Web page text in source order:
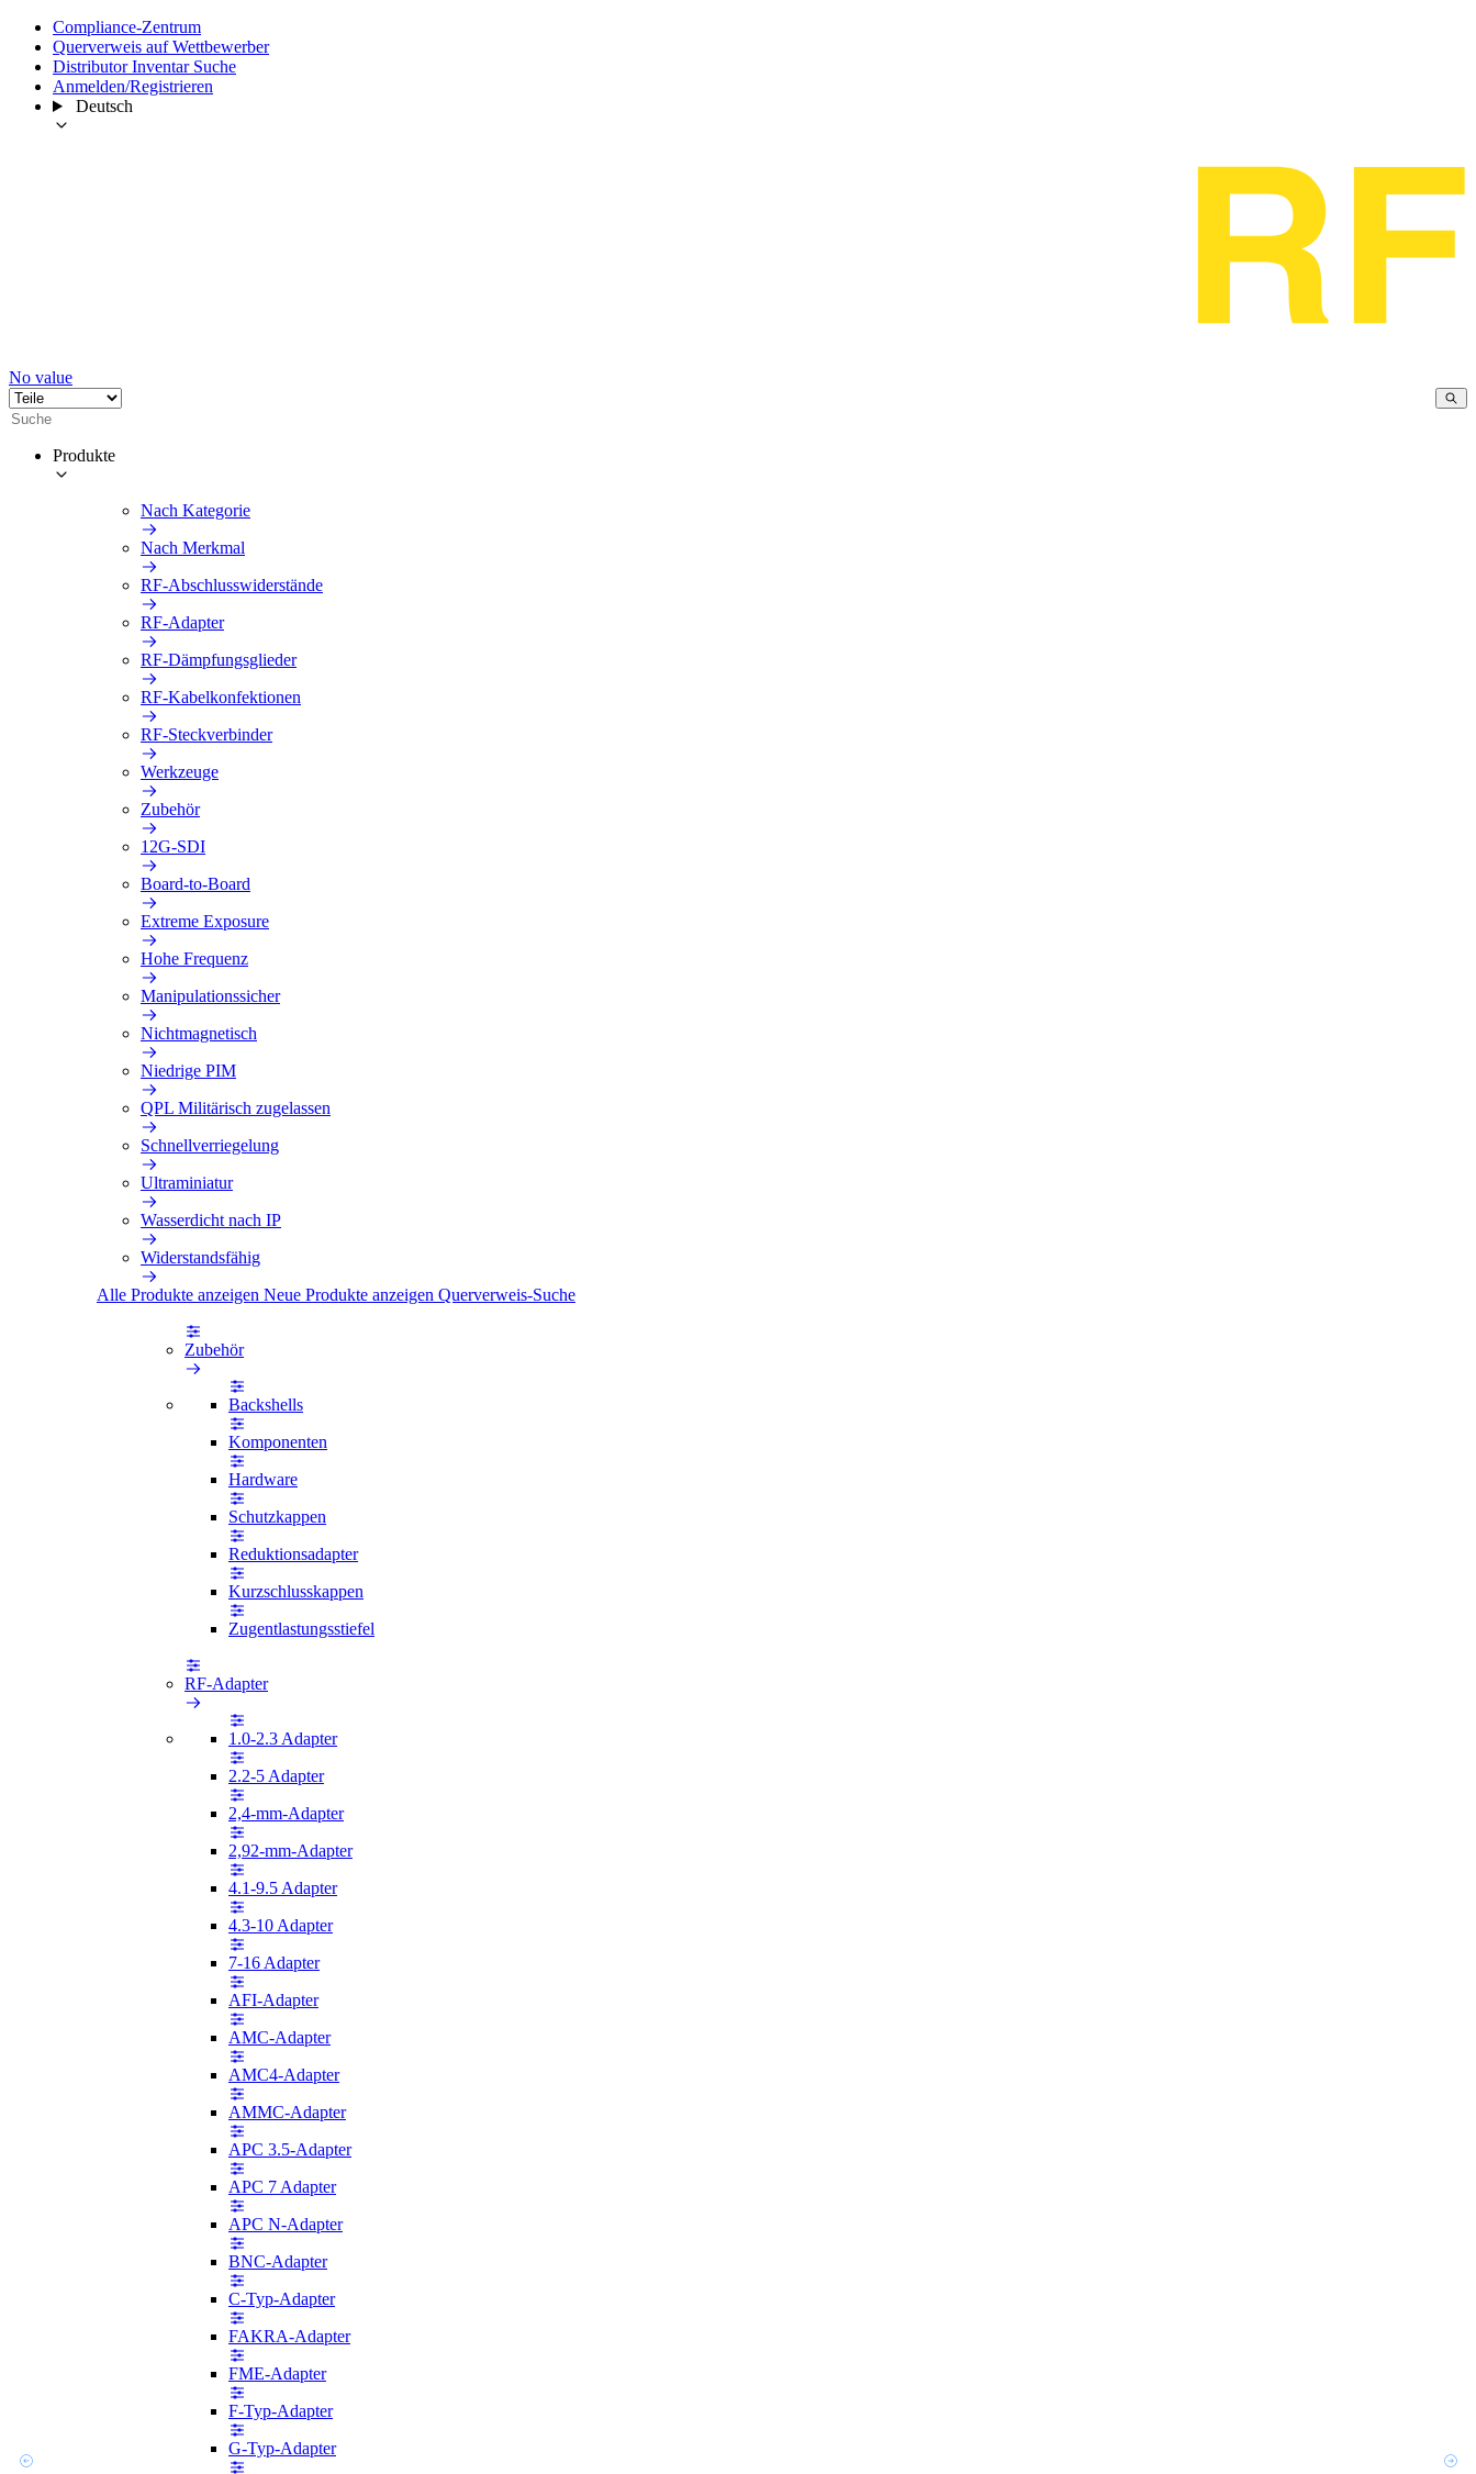
Compliance-Zentrum
Querverweis auf Wettbewerber
Distributor Inventar Suche
Anmelden/Registrieren
Deutsch
No value
Produkte
Nach Kategorie
Nach Merkmal
RF-Abschlusswiderstände
RF-Adapter
RF-Dämpfungsglieder
RF-Kabelkonfektionen
RF-Steckverbinder
Werkzeuge
Zubehör
12G-SDI
Board-to-Board
Extreme Exposure
Hohe Frequenz
Manipulationssicher
Nichtmagnetisch
Niedrige PIM
QPL Militärisch zugelassen
Schnellverriegelung
Ultraminiatur
Wasserdicht nach IP
Widerstandsfähig
Alle Produkte anzeigen Neue Produkte anzeigen Querverweis-Suche
Zubehör
Backshells
Komponenten
Hardware
Schutzkappen
Reduktionsadapter
Kurzschlusskappen
Zugentlastungsstiefel
RF-Adapter
1.0-2.3 Adapter
2.2-5 Adapter
2,4-mm-Adapter
2,92-mm-Adapter
4.1-9.5 Adapter
4.3-10 Adapter
7-16 Adapter
AFI-Adapter
AMC-Adapter
AMC4-Adapter
AMMC-Adapter
APC 3.5-Adapter
APC 7 Adapter
APC N-Adapter
BNC-Adapter
C-Typ-Adapter
FAKRA-Adapter
FME-Adapter
F-Typ-Adapter
G-Typ-Adapter